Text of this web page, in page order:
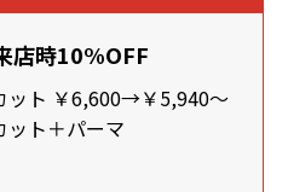
店時10%OFF
ット ￥6,600→￥5,940～
ット＋パーマ